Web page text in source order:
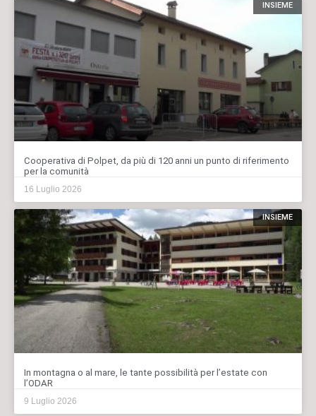
INSIEME
Cooperativa di Polpet, da più di 120 anni un punto di riferimento
per la comunità
16 Luglio 2026
INSIEME
In montagna o al mare, le tante possibilità per l’estate con
l’ODAR
9 Luglio 2026